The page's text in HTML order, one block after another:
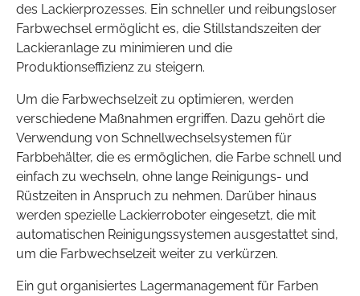
des Lackierprozesses. Ein schneller und reibungsloser
Farbwechsel ermöglicht es, die Stillstandszeiten der
Lackieranlage zu minimieren und die
Produktionseffizienz zu steigern.
Um die Farbwechselzeit zu optimieren, werden
verschiedene Maßnahmen ergriffen. Dazu gehört die
Verwendung von Schnellwechselsystemen für
Farbbehälter, die es ermöglichen, die Farbe schnell und
einfach zu wechseln, ohne lange Reinigungs- und
Rüstzeiten in Anspruch zu nehmen. Darüber hinaus
werden spezielle Lackierroboter eingesetzt, die mit
automatischen Reinigungssystemen ausgestattet sind,
um die Farbwechselzeit weiter zu verkürzen.
Ein gut organisiertes Lagermanagement für Farben